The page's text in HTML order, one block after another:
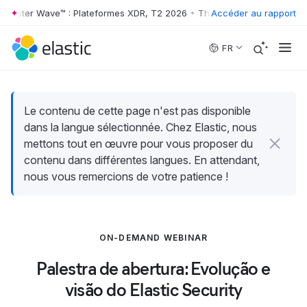
Skip to main content
Wave™ : Plateformes XDR, T2 2026 • The Forrester Wave™ :
Accéder au rapport
FR
Le contenu de cette page n'est pas disponible
dans la langue sélectionnée. Chez Elastic, nous
mettons tout en œuvre pour vous proposer du
contenu dans différentes langues. En attendant,
nous vous remercions de votre patience !
ON-DEMAND WEBINAR
Palestra de abertura: Evolução e
visão do Elastic Security